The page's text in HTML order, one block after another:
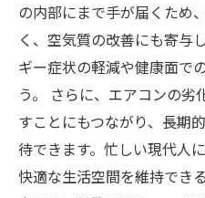
の内部にまで手が届くため
く、空気質の改善にも寄与
ギー症状の軽減や健康面で
う。 さらに、エアコンの
すことにもつながり、長期
待できます。忙しい現代人
快適な生活空間を維持でき